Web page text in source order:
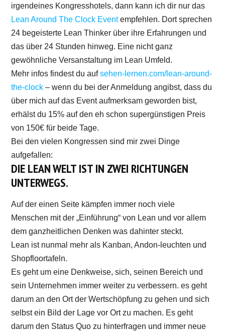
irgendeines Kongresshotels, dann kann ich dir nur das
Lean Around The Clock Eventempfehlen. Dort sprechen
24 begeisterte Lean Thinker über ihre Erfahrungen und
das über 24 Stunden hinweg. Eine nicht ganz
gewöhnliche Versanstaltung im Lean Umfeld.
Mehr infos findest du aufsehen-lernen.com/lean-around-
the-clock – wenn du bei der Anmeldung angibst, dass du
über mich auf das Event aufmerksam geworden bist,
erhälst du 15% auf den eh schon supergünstigen Preis
von 150€ für beide Tage.
Bei den vielen Kongressen sind mir zwei Dinge
aufgefallen:
DIE LEAN WELT IST IN ZWEI RICHTUNGEN
UNTERWEGS.
Auf der einen Seite kämpfen immer noch viele
Menschen mit der „Einführung“ von Lean und vor allem
dem ganzheitlichen Denken was dahinter steckt.
Lean ist nunmal mehr als Kanban, Andon-leuchten und
Shopfloortafeln.
Es geht um eine Denkweise, sich, seinen Bereich und
sein Unternehmen immer weiter zu verbessern. es geht
darum an den Ort der Wertschöpfung zu gehen und sich
selbst ein Bild der Lage vor Ort zu machen. Es geht
darum den Status Quo zu hinterfragen und immer neue